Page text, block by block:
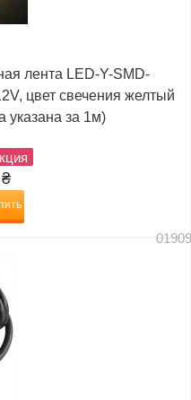
лента LED-Y-SMD-
цвет свечения желтый
указана за 1м)
₴